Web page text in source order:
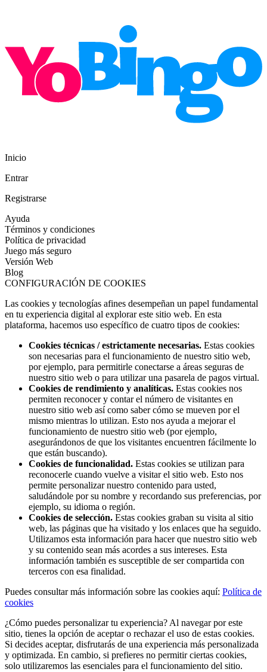
Inicio
Entrar
Registrarse
Ayuda
Términos y condiciones
Política de privacidad
Juego más seguro
Versión Web
Blog
CONFIGURACIÓN DE COOKIES
Las cookies y tecnologías afines desempeñan un papel fundamental
en tu experiencia digital al explorar este sitio web. En esta
plataforma, hacemos uso específico de cuatro tipos de cookies:
Cookies técnicas / estrictamente necesarias. Estas cookies
son necesarias para el funcionamiento de nuestro sitio web,
por ejemplo, para permitirle conectarse a áreas seguras de
nuestro sitio web o para utilizar una pasarela de pagos virtual.
Cookies de rendimiento y analíticas. Estas cookies nos
permiten reconocer y contar el número de visitantes en
nuestro sitio web así como saber cómo se mueven por el
mismo mientras lo utilizan. Esto nos ayuda a mejorar el
funcionamiento de nuestro sitio web (por ejemplo,
asegurándonos de que los visitantes encuentren fácilmente lo
que están buscando).
Cookies de funcionalidad. Estas cookies se utilizan para
reconocerle cuando vuelve a visitar el sitio web. Esto nos
permite personalizar nuestro contenido para usted,
saludándole por su nombre y recordando sus preferencias, por
ejemplo, su idioma o región.
Cookies de selección. Estas cookies graban su visita al sitio
web, las páginas que ha visitado y los enlaces que ha seguido.
Utilizamos esta información para hacer que nuestro sitio web
y su contenido sean más acordes a sus intereses. Esta
información también es susceptible de ser compartida con
terceros con esa finalidad.
Puedes consultar más información sobre las cookies aquí: Política de
cookies
¿Cómo puedes personalizar tu experiencia? Al navegar por este
sitio, tienes la opción de aceptar o rechazar el uso de estas cookies.
Si decides aceptar, disfrutarás de una experiencia más personalizada
y optimizada. En cambio, si prefieres no permitir ciertas cookies,
solo utilizaremos las esenciales para el funcionamiento del sitio.